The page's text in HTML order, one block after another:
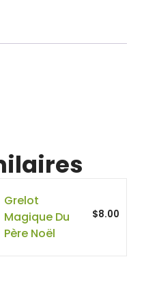
Grelot
Magique Du
Père Noël
$8.00